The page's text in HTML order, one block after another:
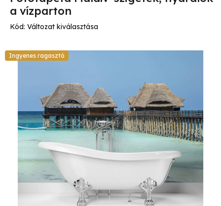
a vízparton
Kód: Változat kiválasztása
Ingyenes ragasztó